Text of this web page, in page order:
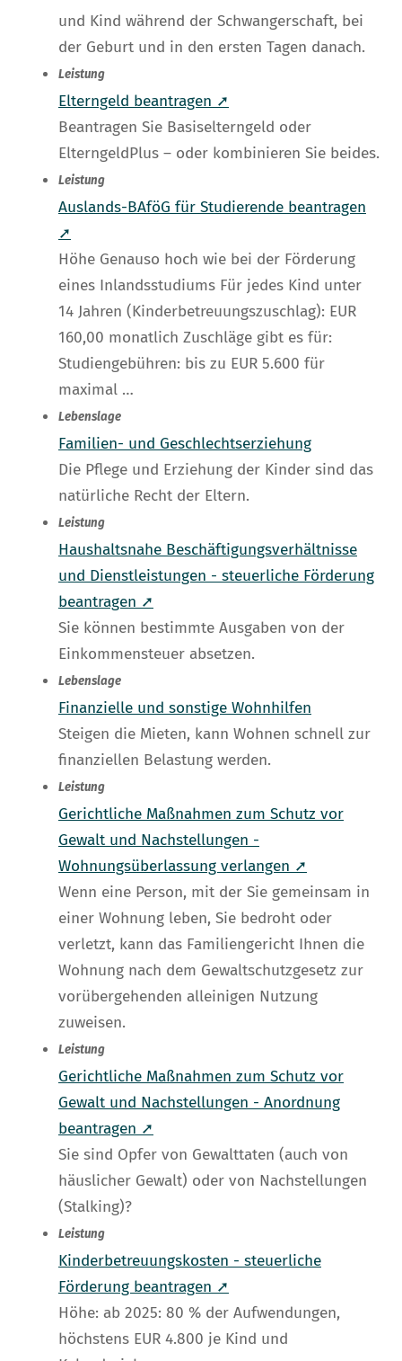
und Kind während der Schwangerschaft, bei
der Geburt und in den ersten Tagen danach.
Leistung
Elterngeld beantragen ➚
Beantragen Sie Basiselterngeld oder
ElterngeldPlus – oder kombinieren Sie beides.
Leistung
Auslands-BAföG für Studierende beantragen
➚
Höhe Genauso hoch wie bei der Förderung
eines Inlandsstudiums Für jedes Kind unter
14 Jahren (Kinderbetreuungszuschlag): EUR
160,00 monatlich Zuschläge gibt es für:
Studiengebühren: bis zu EUR 5.600 für
maximal …
Lebenslage
Familien- und Geschlechtserziehung
Die Pflege und Erziehung der Kinder sind das
natürliche Recht der Eltern.
Leistung
Haushaltsnahe Beschäftigungsverhältnisse
und Dienstleistungen - steuerliche Förderung
beantragen ➚
Sie können bestimmte Ausgaben von der
Einkommensteuer absetzen.
Lebenslage
Finanzielle und sonstige Wohnhilfen
Steigen die Mieten, kann Wohnen schnell zur
finanziellen Belastung werden.
Leistung
Gerichtliche Maßnahmen zum Schutz vor
Gewalt und Nachstellungen -
Wohnungsüberlassung verlangen ➚
Wenn eine Person, mit der Sie gemeinsam in
einer Wohnung leben, Sie bedroht oder
verletzt, kann das Familiengericht Ihnen die
Wohnung nach dem Gewaltschutzgesetz zur
vorübergehenden alleinigen Nutzung
zuweisen.
Leistung
Gerichtliche Maßnahmen zum Schutz vor
Gewalt und Nachstellungen - Anordnung
beantragen ➚
Sie sind Opfer von Gewalttaten (auch von
häuslicher Gewalt) oder von Nachstellungen
(Stalking)?
Leistung
Kinderbetreuungskosten - steuerliche
Förderung beantragen ➚
Höhe: ab 2025: 80 % der Aufwendungen,
höchstens EUR 4.800 je Kind und